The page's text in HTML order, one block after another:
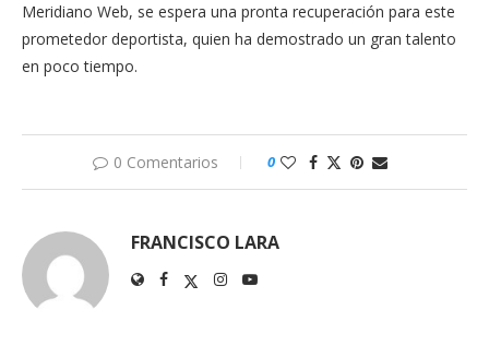
Meridiano Web, se espera una pronta recuperación para este
prometedor deportista, quien ha demostrado un gran talento
en poco tiempo.
0 Comentarios 0
FRANCISCO LARA